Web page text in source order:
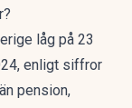
låg på 23
enligt siffror
pension,